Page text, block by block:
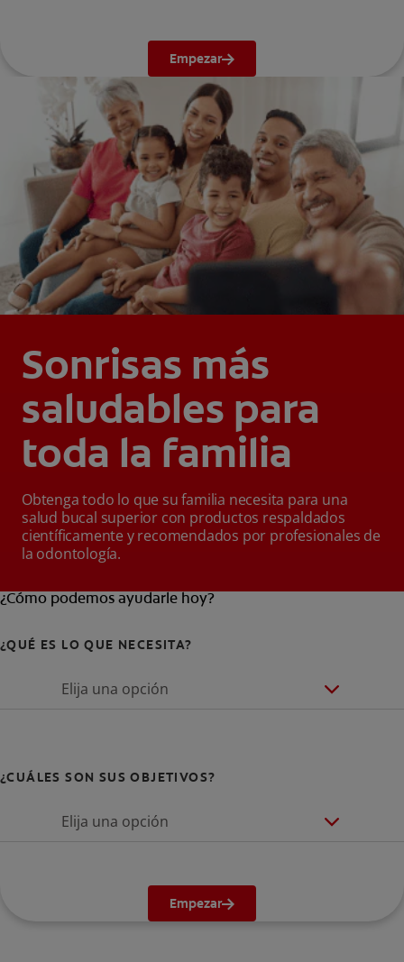
Empezar
Sonrisas más
saludables para
toda la familia
Obtenga todo lo que su familia necesita para una
salud bucal superior con productos respaldados
científicamente y recomendados por profesionales de
la odontología.
¿Cómo podemos ayudarle hoy?
¿QUÉ ES LO QUE NECESITA?
Elija una opción
¿CUÁLES SON SUS OBJETIVOS?
Elija una opción
Empezar